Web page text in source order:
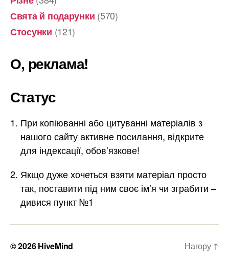
Свята й подарунки (570)
Стосунки (121)
О, реклама!
Статус
При копіюванні або цитуванні матеріалів з
нашого сайту активне посилання, відкрите
для індексації, обов’язкове!
Якщо дуже хочеться взяти матеріал просто
так, поставити під ним своє ім’я чи зграбити –
дивися пункт №1
© 2026HiveMind Нагору ↑